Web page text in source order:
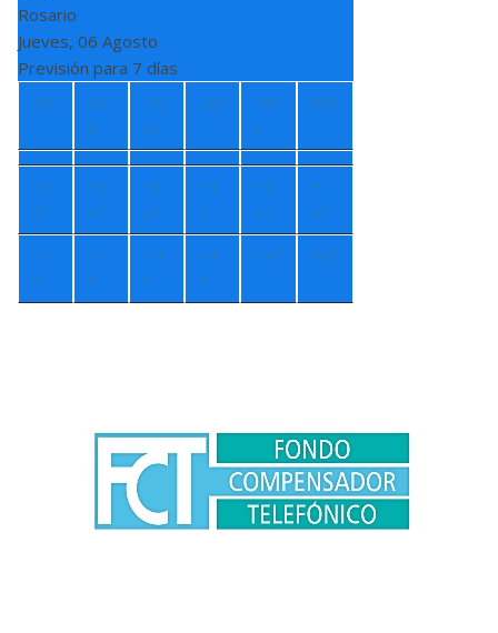
Rosario
Jueves, 06 Agosto
Previsión para 7 días
Vie
Sá
b
Do
m
Lun
Ma
r
Mié
+1
4°
+1
4°
+1
5°
+1
3°
+1
4°
+1
3°
+7
°
+7
°
+4
°
+4
°
+4° +6°